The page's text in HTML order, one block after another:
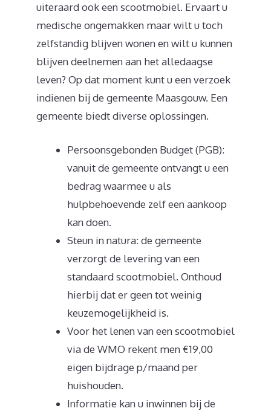
uiteraard ook een scootmobiel. Ervaart u
medische ongemakken maar wilt u toch
zelfstandig blijven wonen en wilt u kunnen
blijven deelnemen aan het alledaagse
leven? Op dat moment kunt u een verzoek
indienen bij de gemeente Maasgouw. Een
gemeente biedt diverse oplossingen.
Persoonsgebonden Budget (PGB):
vanuit de gemeente ontvangt u een
bedrag waarmee u als
hulpbehoevende zelf een aankoop
kan doen.
Steun in natura: de gemeente
verzorgt de levering van een
standaard scootmobiel. Onthoud
hierbij dat er geen tot weinig
keuzemogelijkheid is.
Voor het lenen van een scootmobiel
via de WMO rekent men €19,00
eigen bijdrage p/maand per
huishouden.
Informatie kan u inwinnen bij de